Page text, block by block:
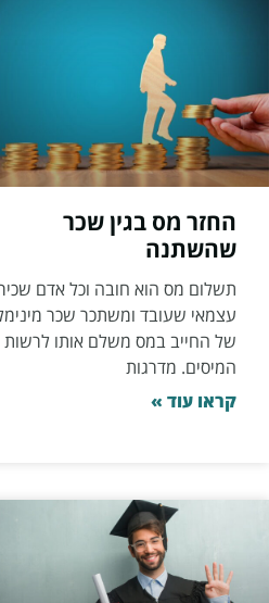
החזר מס בגין שכר
שהשתנה
תשלום מס הוא חובה וכל אדם
עצמאי שעובד ומשתכר שכר
של החייב במס משלם אותו לרשות
המיסים. מדרגות
קראו עוד »